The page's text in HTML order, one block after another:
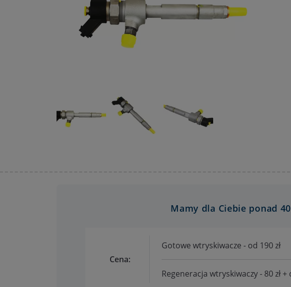
Mamy dla Ciebie ponad
Cena:
Gotowe wtryskiwacze - od 190 zł
Regeneracja wtryskiwaczy - 80 zł +